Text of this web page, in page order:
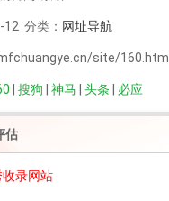
分类： 网址导航
site/160.html
搜狗 神马 头条 必应
估
录网站